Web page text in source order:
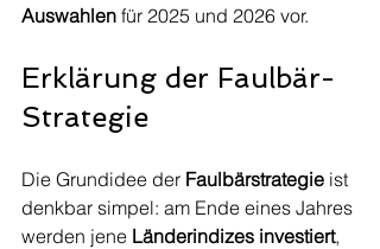
Auswahlen für 2025 und 2026 vor.
Erklärung der Faulbär-
Strategie
Die Grundidee der Faulbärstrategie ist
denkbar simpel: am Ende eines Jahres
werden jene Länderindizes investiert,